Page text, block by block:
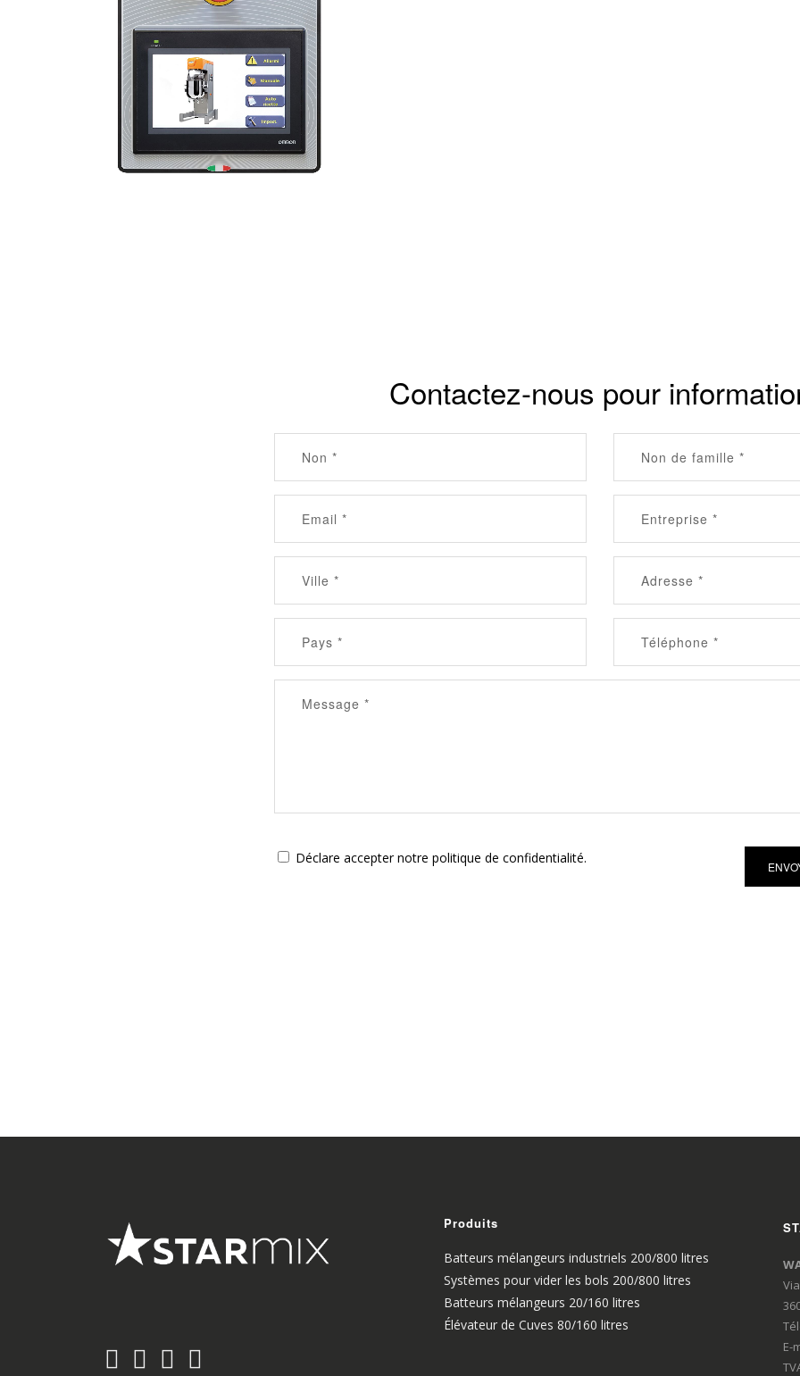
Contactez-nous pour
Déclare accepter notre politique de confidentialité.
Produits
Batteurs mélangeurs industriels 200/800 litres
Systèmes pour vider les bols 200/800 litres
Batteurs mélangeurs 20/160 litres
Élévateur de Cuves 80/160 litres
E-